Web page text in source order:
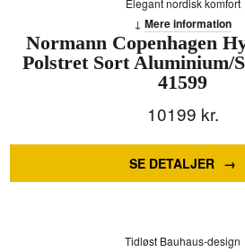
Elegant nordisk komfort
Normann Copenhagen
Polstret Sort Aluminium/
41599
10199 kr.
SE DETALJER
Mere information
Tidløst Bauhaus-design